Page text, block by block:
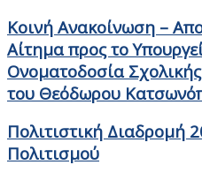
Κοινή Ανακοίνωση –
Αίτημα προς το
Ονοματοδοσία
του Θεόδωρου
Πολιτιστική Διαδρομή
Πολιτισμού